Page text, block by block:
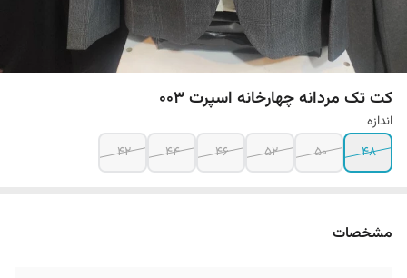
کت تک مردانه چهارخانه اسپرت 003
اندازه
48
50
52
46
44
42
مشخصات